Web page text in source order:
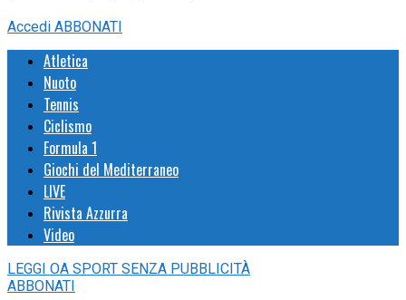
Accedi ABBONATI
Atletica
Nuoto
Tennis
Ciclismo
Formula 1
Giochi del Mediterraneo
LIVE
Rivista Azzurra
Video
LEGGI OA SPORT SENZA PUBBLICITÀ
ABBONATI